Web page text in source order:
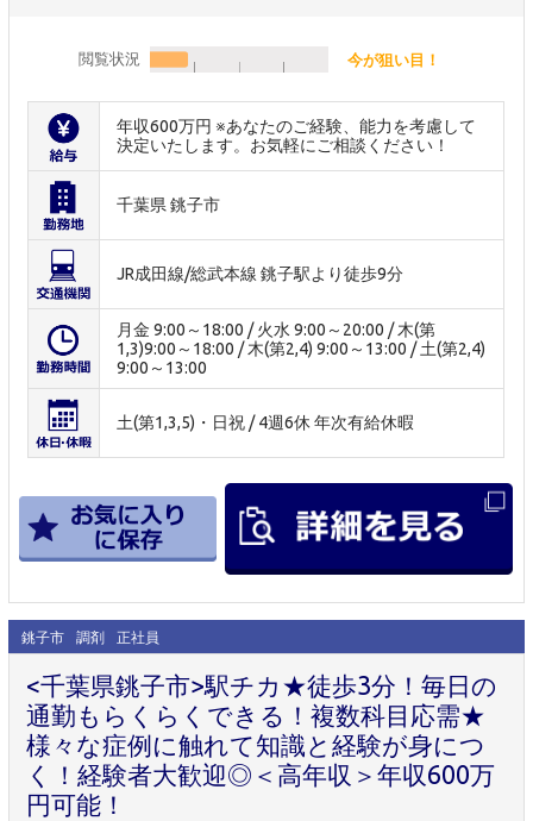
閲覧状況 今が狙い目！
年収600万円 ※あなたのご経験、能力を考慮して
決定いたします。お気軽にご相談ください！
千葉県 銚子市
JR成田線/総武本線 銚子駅より徒歩9分
月金 9:00～18:00 / 火水 9:00～20:00 / 木(第
1,3)9:00～18:00 / 木(第2,4) 9:00～13:00 / 土(第2,4)
9:00～13:00
土(第1,3,5)・日祝 / 4週6休 年次有給休暇
銚子市 調剤 正社員
<千葉県銚子市>駅チカ★徒歩3分！毎日の
通勤もらくらくできる！複数科目応需★
様々な症例に触れて知識と経験が身につ
く！経験者大歓迎◎＜高年収＞年収600万
円可能！